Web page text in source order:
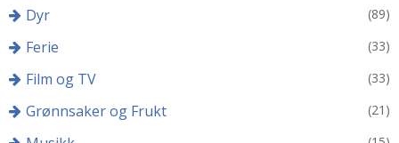
Dyr (89)
Ferie (33)
Film og TV (33)
Grønnsaker og Frukt (21)